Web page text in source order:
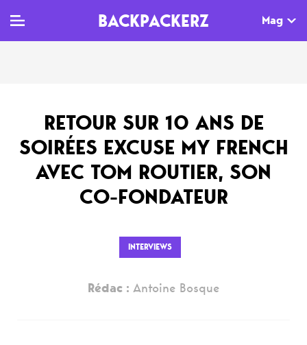
BACKPACKERZ Mag
Clips
Live
Documentaires
Dossiers
Tops
Interviews
Sorties
Paris
Festivals
RETOUR SUR 10 ANS DE
SOIRÉES EXCUSE MY FRENCH
AVEC TOM ROUTIER, SON
CO-FONDATEUR
INTERVIEWS
Rédac : Antoine Bosque